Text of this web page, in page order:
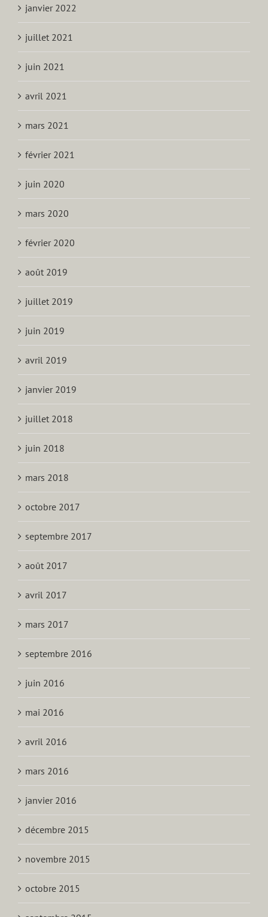
janvier 2022
juillet 2021
juin 2021
avril 2021
mars 2021
février 2021
juin 2020
mars 2020
février 2020
août 2019
juillet 2019
juin 2019
avril 2019
janvier 2019
juillet 2018
juin 2018
mars 2018
octobre 2017
septembre 2017
août 2017
avril 2017
mars 2017
septembre 2016
juin 2016
mai 2016
avril 2016
mars 2016
janvier 2016
décembre 2015
novembre 2015
octobre 2015